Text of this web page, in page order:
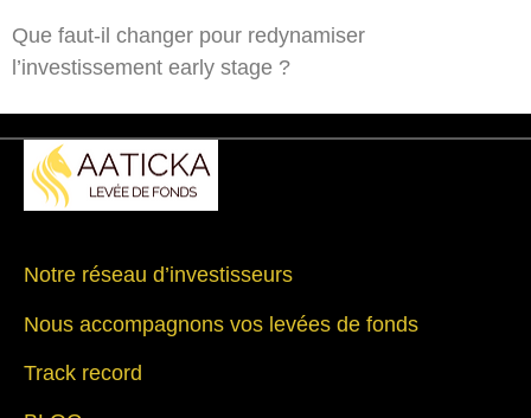
Que faut-il changer pour redynamiser
l’investissement early stage ?
Notre réseau d’investisseurs
Nous accompagnons vos levées de fonds
Track record